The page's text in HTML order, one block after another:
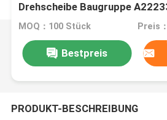
Drehscheibe Baugruppe
MOQ：100 Stück
Bestpreis
PRODUKT-BESCHREIBUNG